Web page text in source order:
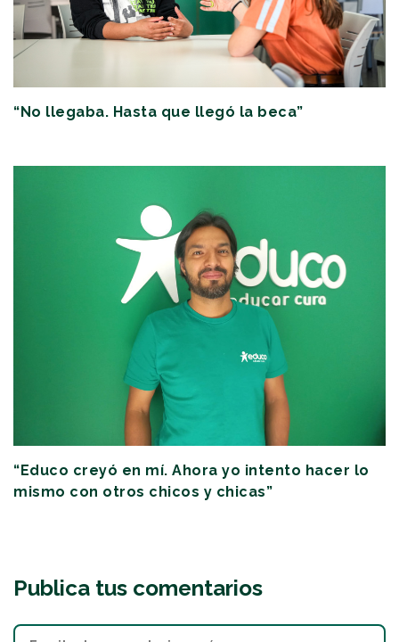
“No llegaba. Hasta que llegó la beca”
“Educo creyó en mí. Ahora yo intento hacer lo
mismo con otros chicos y chicas”
Publica tus comentarios